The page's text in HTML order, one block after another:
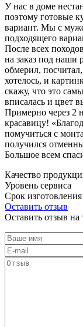
У нас в доме
поэтому готовые
вариант. Мы с
подходящего
После всех
на заказ под наши
обмерил,
хотелось, и
скажу, что это
вписалась и цвет
Примерно через 2
красавицу!
помучиться с
получился
Большое всем
Качество
Уровень сервиса
Срок изготовления
Оставить отзыв
Оставить отзыв на